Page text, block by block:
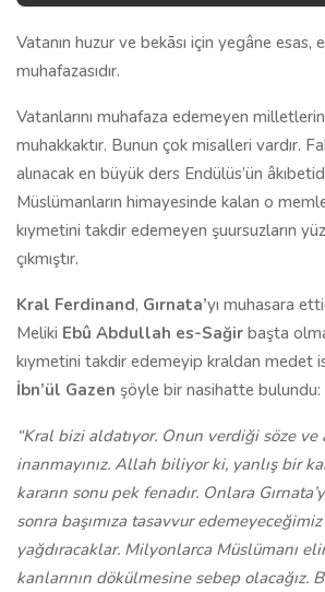
Vatanın huzur ve bekāsı için yegâne esas,
muhafazasıdır.
Vatanlarını muhafaza edemeyen
muhakkaktır. Bunun çok misalleri vardır.
alınacak en büyük ders Endülüs’ün
Müslümanların himayesinde kalan o
kıymetini takdir edemeyen şuursuzların
çıkmıştır.
Kral Ferdinand, Gırnata’yı muhasara
Meliki Ebû Abdullah es-Sağir başta
kıymetini takdir edemeyip kraldan medet
İbn’ül Gazen şöyle bir nasihatte bulundu:
“Kral bizi aldatıyor. Onun verdiği söze
inanmayınız. Allah biliyor ki, yanlış bir
kararın sonu pek fenadır. Onlara
sonra başımıza tasavvur
yağdıracaklar. Milyonlarca Müslümanı
kanlarının dökülmesine sebep olacağız.